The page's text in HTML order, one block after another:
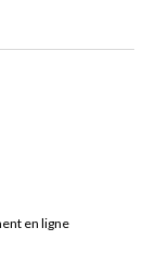
en ligne